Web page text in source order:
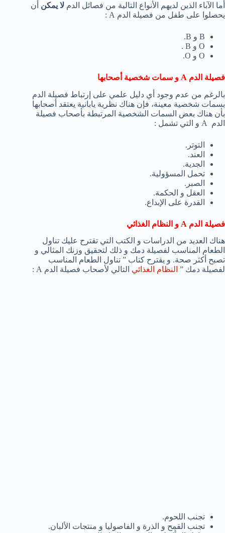
أما الآباء الذين لديهم الأنواع التالية من فصائل الدم لا يمكن أن
يحصلوا على طفل من فصيلة الدم A :
B و B.
O و B .
O و O.
فصيلة الدم A و سمات شخصية أصحابها
بالرغم من عدم وجود أي دليل علمي على إرتباط فصيلة الدم
بسمات شخصية معينة، فإن هناك نظرية يابانية يعتقد أصحابها
بأن هناك بعض السمات الشخصية المرتبطة بأصحاب فصيلة
الدم A و التي تشمل :
التوتر.
العند.
الجدية.
تحمل المسؤولية.
الصبر.
العقل و الحكمة.
القدرة على الإبداع.
فصيلة الدم A و النظام الغذائي
هناك العديد من الدراسات و الكتب التي تقترح عليك تناول
الطعام المناسب لفصيلة دمك و ذلك لتحقيق وزنك المثالي و
تصبح أكثر صحة. و يقترح كتاب ” تناول الطعام المناسب
لفصيلة دمك ” النظام الغذائي التالي لأصحاب فصيلة الدم A :
تجنب اللحوم.
تجنب القمح و الذرة و الفاصوليا و منتجات الألبان.